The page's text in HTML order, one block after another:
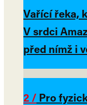
Vařící řeka,
V srdci
před nímž i
2 / Pro